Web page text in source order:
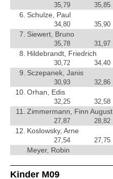
35,79 35,85
6. Schulze, Paul
34,80 35,90
7. Siewert, Bruno
35,78 31,97
8. Hildebrandt, Friedrich
30,72 34,40
9. Sczepanek, Janis
30,93 32,86
10. Orhan, Edis
32,25 32,58
11. Zimmermann, Finn August
27,87 28,82
12. Koslowsky, Arne
27,54 27,75
Meyer, Robin
Kinder M09